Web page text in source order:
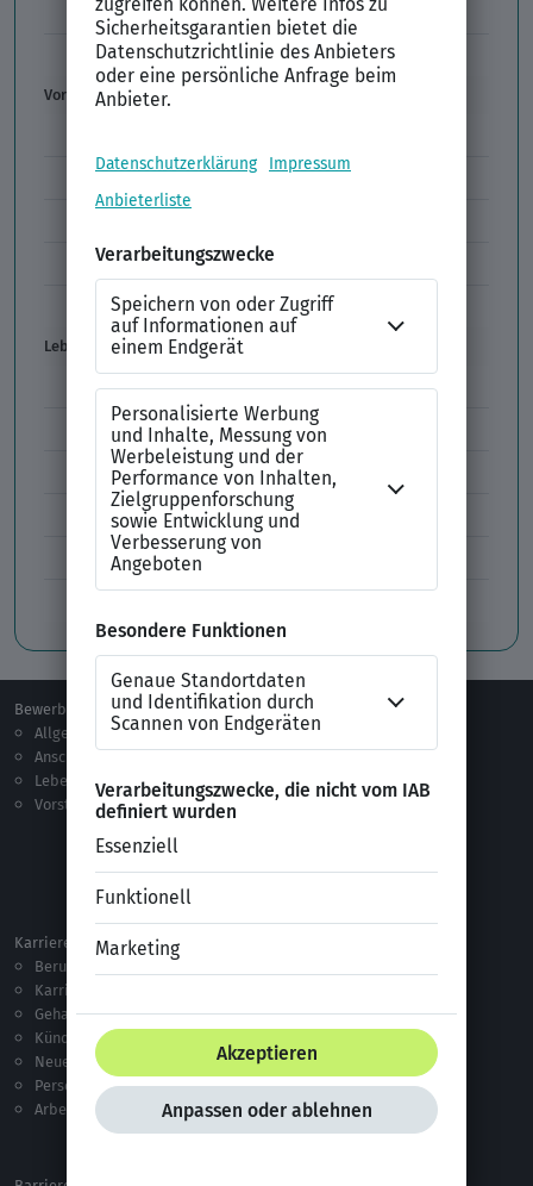
Interne Bewerbung
Empfehlungsschreiben
Vorstellungsgespräch
Schwächen im Vorstellungsgespräch
Vorbereitung Vorstellungsgespräch
Vorstellungsgespräch per Skype
Lebenslauf
Lebenslauf Aufbau und Inhalt
Lebenslauf Layout
Lebenslauf Englisch Résumé
Lücken im Lebenslauf
Tabellarischer Lebenslauf
Bewerben
Allgemeines
Anschreiben
Lebenslauf
Vorstellungsgespräch
Berufsorientierung
Ausbildung
Studium
Praktikum
Jobsuche
Netzwerken
Karriere
Berufseinstieg
Karriere machen
Gehalt
Kündigung
Neue Arbeitswelt
Personalführung
Arbeitsrecht
Ratgeber
Selbsttests
Testverfahren
Alle Word-Dateien
Alle Downloads